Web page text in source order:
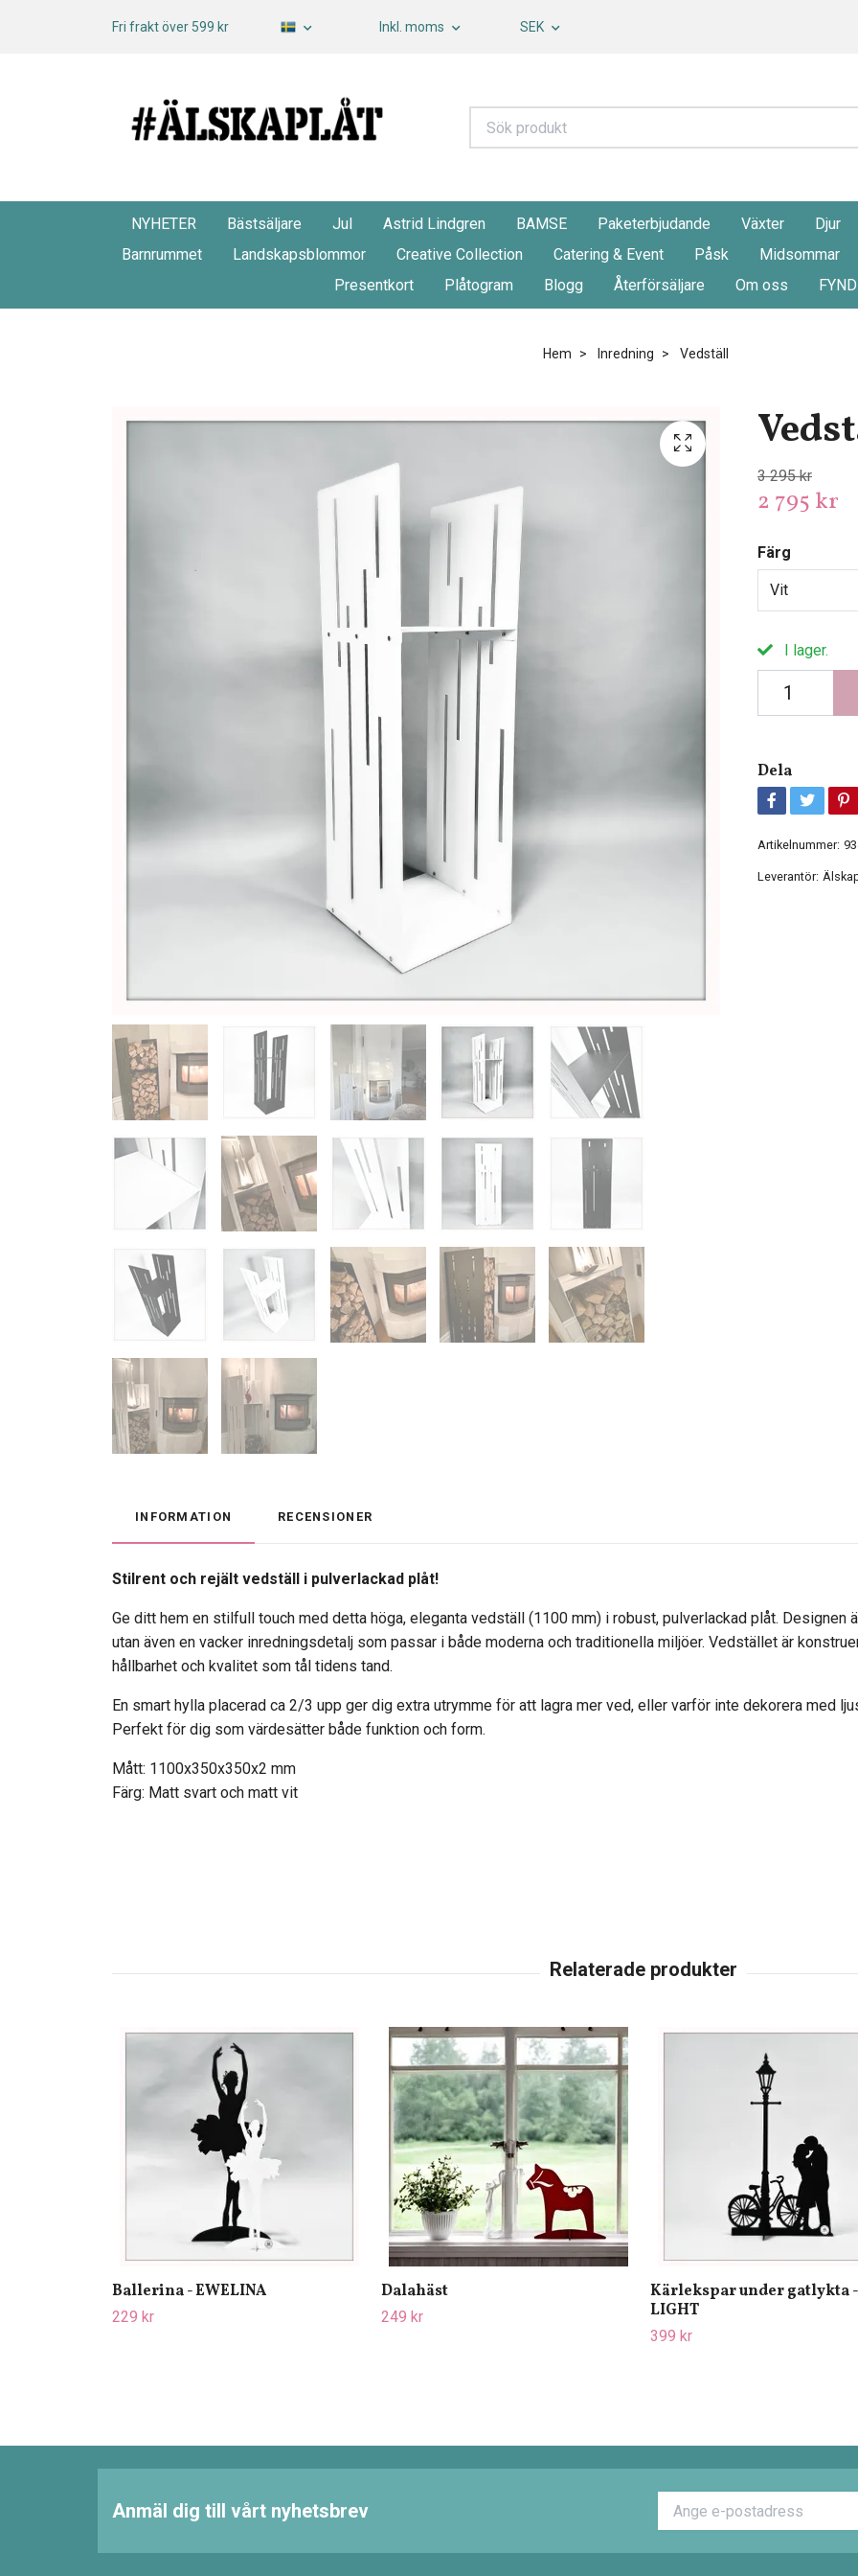
Fri frakt över 599 kr Inkl. moms SEK
NYHETER Bästsäljare Jul Astrid Lindgren BAMSE Paketerbjudande Växter
Djur
Barnrummet
Landskapsblommor Creative Collection Catering & Event Påsk
Midsommar
Presentkort
Plåtogram Blogg Återförsäljare Om oss FYND
Hem Inredning Vedställ
3 295 kr
2 795 kr
Färg
Vit
I lager.
Dela
Artikelnummer:
Leverantör:
INFORMATION RECENSIONER
Stilrent och rejält vedställ i pulverlackad plåt!
Ge ditt hem en stilfull touch med detta höga, eleganta vedställ (1100 mm) i robust, pulverlackad plåt. Designen
utan även en vacker inredningsdetalj som passar i både moderna och traditionella miljöer. Vedstället är
hållbarhet och kvalitet som tål tidens tand.
En smart hylla placerad ca 2/3 upp ger dig extra utrymme för att lagra mer ved, eller varför inte dekorera med
Perfekt för dig som värdesätter både funktion och form.
Mått: 1100x350x350x2 mm
Färg: Matt svart och matt vit
Ballerina - EWELINA
229 kr
Dalahäst
249 kr
Kärlekspar under gatlykta -
LIGHT
399 kr
Anmäl dig till vårt nyhetsbrev